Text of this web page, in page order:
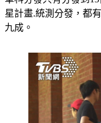
星計畫.統測分發，都
九成。